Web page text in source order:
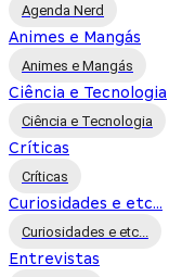
Agenda Nerd
Animes e Mangás
Animes e Mangás
Ciência e Tecnologia
Ciência e Tecnologia
Críticas
Críticas
Curiosidades e etc...
Curiosidades e etc...
Entrevistas